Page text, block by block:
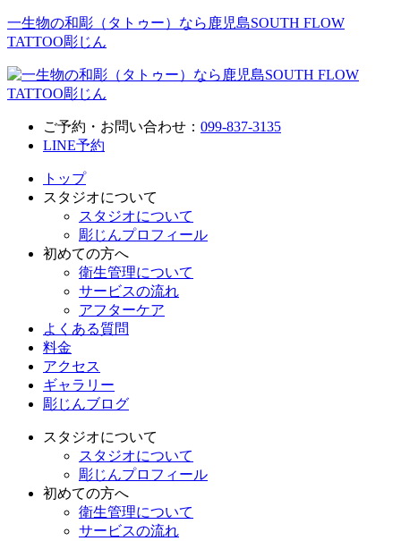
一生物の和彫（タトゥー）なら鹿児島SOUTH FLOW
TATTOO彫じん
ご予約・お問い合わせ： 099-837-3135
LINE予約
トップ
スタジオについて
スタジオについて
彫じんプロフィール
初めての方へ
衛生管理について
サービスの流れ
アフターケア
よくある質問
料金
アクセス
ギャラリー
彫じんブログ
スタジオについて
スタジオについて
彫じんプロフィール
初めての方へ
衛生管理について
サービスの流れ